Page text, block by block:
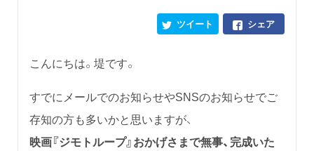
シェア
ツイート
こんにちは。堤です。
すでにメールでのお知らせやSNSのお知らせでご
存知の方も多いかと思いますが、
映画『ジモトループ』おかげさまで無事、完成いた